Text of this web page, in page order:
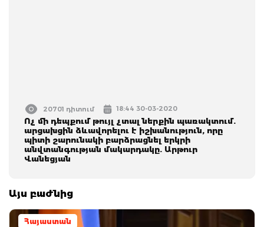
20701 դիտում 18:44 30-03-2020
Ոչ մի դեպքում թույլ չտալ ներքին պառակտում.
արցախցին ձևավորելու է իշխանություն, որը
պիտի շարունակի բարձրացնել երկրի
անվտանգության մակարդակը. Արթուր
Վանեցյան
Այս բաժնից
Հայաստան